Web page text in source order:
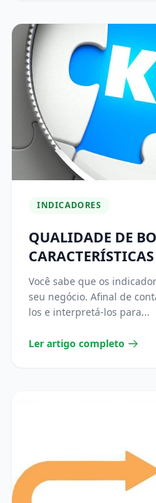
INDICADORES
QUALIDADE DE
Você sabe que os
seu negócio. Afinal de
los e interpretá-los para...
Ler artigo completo